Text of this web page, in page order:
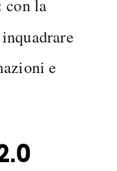
con la
e